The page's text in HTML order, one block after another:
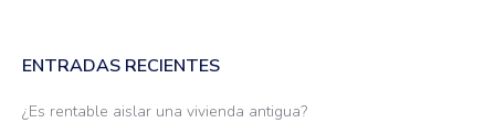
ENTRADAS RECIENTES
¿Es rentable aislar una vivienda antigua?